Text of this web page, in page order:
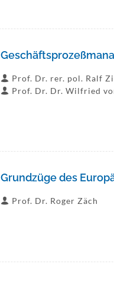
Prof. Dr. rer. pol. Ralf
Prof. Dr. Dr. Wilfried
Grundzüge des
Prof. Dr. Roger Zäch